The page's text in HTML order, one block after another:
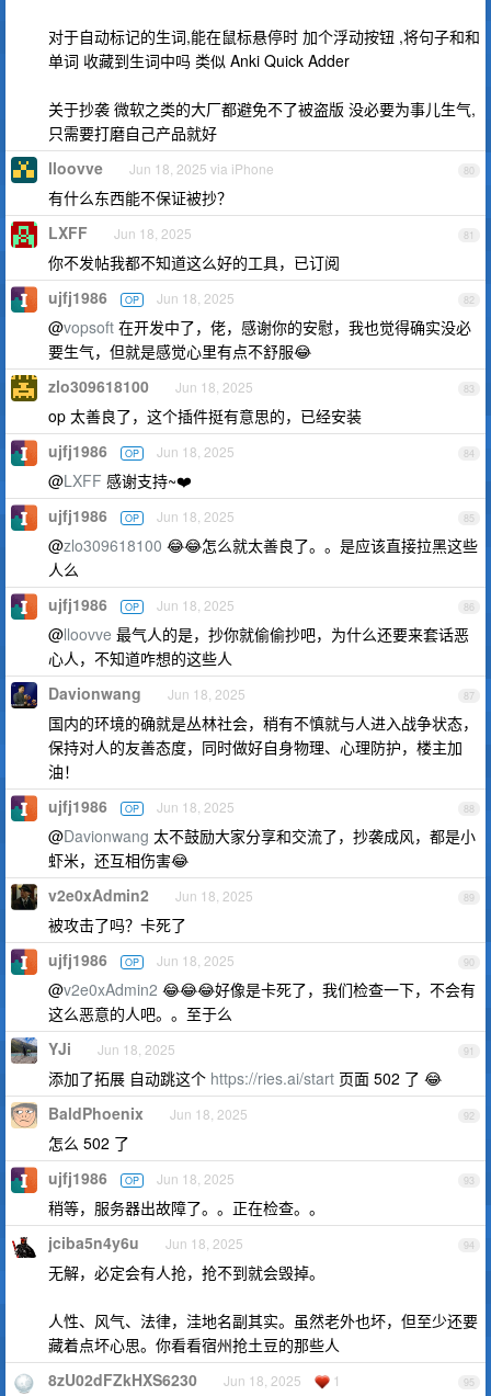
对于自动标记的生词,能在鼠标悬停时 加个浮动按钮 ,将句子和和
单词 收藏到生词中吗 类似 Anki Quick Adder
关于抄袭 微软之类的大厂都避免不了被盗版 没必要为事儿生气,
只需要打磨自己产品就好
80
lloovve Jun 18, 2025 via iPhone
有什么东西能不保证被抄？
81
LXFF Jun 18, 2025
你不发帖我都不知道这么好的工具，已订阅
82
ujfj1986 OP Jun 18, 2025
@vopsoft 在开发中了，佬，感谢你的安慰，我也觉得确实没必
要生气，但就是感觉心里有点不舒服😂
83
zlo309618100 Jun 18, 2025
op 太善良了，这个插件挺有意思的，已经安装
84
ujfj1986 OP Jun 18, 2025
@LXFF 感谢支持~❤️
85
ujfj1986 OP Jun 18, 2025
@zlo309618100 😂😂怎么就太善良了。。是应该直接拉黑这些
人么
86
ujfj1986 OP Jun 18, 2025
@lloovve 最气人的是，抄你就偷偷抄吧，为什么还要来套话恶
心人，不知道咋想的这些人
87
Davionwang Jun 18, 2025
国内的环境的确就是丛林社会，稍有不慎就与人进入战争状态，
保持对人的友善态度，同时做好自身物理、心理防护，楼主加
油！
88
ujfj1986 OP Jun 18, 2025
@Davionwang 太不鼓励大家分享和交流了，抄袭成风，都是小
虾米，还互相伤害😂
89
v2e0xAdmin2 Jun 18, 2025
被攻击了吗？卡死了
90
ujfj1986 OP Jun 18, 2025
@v2e0xAdmin2 😂😂😂好像是卡死了，我们检查一下，不会有
这么恶意的人吧。。至于么
91
YJi Jun 18, 2025
添加了拓展 自动跳这个 https://ries.ai/start 页面 502 了 😂
92
BaldPhoenix Jun 18, 2025
怎么 502 了
93
ujfj1986 OP Jun 18, 2025
稍等，服务器出故障了。。正在检查。。
94
jciba5n4y6u Jun 18, 2025
无解，必定会有人抢，抢不到就会毁掉。
人性、风气、法律，洼地名副其实。虽然老外也坏，但至少还要
藏着点坏心思。你看看宿州抢土豆的那些人
95
8zU02dFZkHXS6230 Jun 18, 2025 1